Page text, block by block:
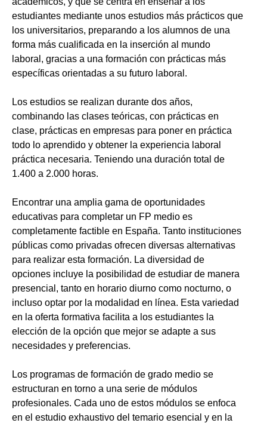
estudiantes mediante unos estudios más prácticos que
los universitarios, preparando a los alumnos de una
forma más cualificada en la inserción al mundo
laboral, gracias a una formación con prácticas más
específicas orientadas a su futuro laboral.
Los estudios se realizan durante dos años,
combinando las clases teóricas, con prácticas en
clase, prácticas en empresas para poner en práctica
todo lo aprendido y obtener la experiencia laboral
práctica necesaria. Teniendo una duración total de
1.400 a 2.000 horas.
Encontrar una amplia gama de oportunidades
educativas para completar un FP medio es
completamente factible en España. Tanto instituciones
públicas como privadas ofrecen diversas alternativas
para realizar esta formación. La diversidad de
opciones incluye la posibilidad de estudiar de manera
presencial, tanto en horario diurno como nocturno, o
incluso optar por la modalidad en línea. Esta variedad
en la oferta formativa facilita a los estudiantes la
elección de la opción que mejor se adapte a sus
necesidades y preferencias.
Los programas de formación de grado medio se
estructuran en torno a una serie de módulos
profesionales. Cada uno de estos módulos se enfoca
en el estudio exhaustivo del temario esencial y en la